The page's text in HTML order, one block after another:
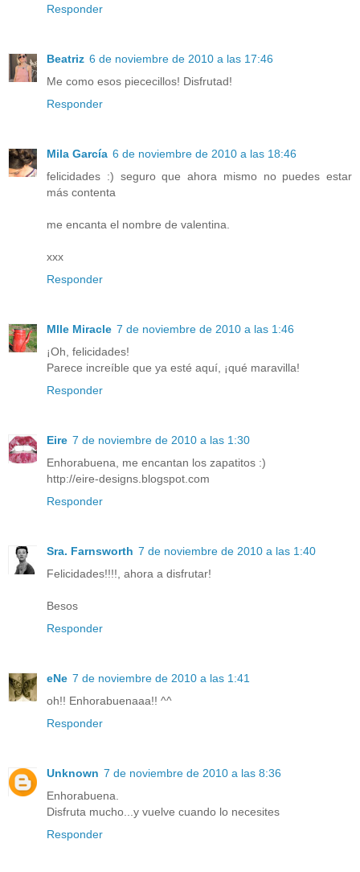
Responder
Beatriz 6 de noviembre de 2010 a las 17:46
Me como esos piececillos! Disfrutad!
Responder
Mila García 6 de noviembre de 2010 a las 18:46
felicidades :) seguro que ahora mismo no puedes estar
más contenta
me encanta el nombre de valentina.
xxx
Responder
Mlle Miracle 7 de noviembre de 2010 a las 1:46
¡Oh, felicidades!
Parece increíble que ya esté aquí, ¡qué maravilla!
Responder
Eire 7 de noviembre de 2010 a las 1:30
Enhorabuena, me encantan los zapatitos :)
http://eire-designs.blogspot.com
Responder
Sra. Farnsworth 7 de noviembre de 2010 a las 1:40
Felicidades!!!!, ahora a disfrutar!
Besos
Responder
eNe 7 de noviembre de 2010 a las 1:41
oh!! Enhorabuenaaa!! ^^
Responder
Unknown 7 de noviembre de 2010 a las 8:36
Enhorabuena.
Disfruta mucho...y vuelve cuando lo necesites
Responder